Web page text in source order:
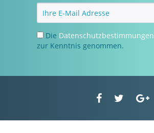
Die Datenschutzbestimmungen
zur Kenntnis genommen.